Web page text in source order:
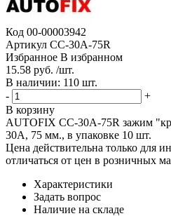
Код 00-00003942
Артикул CC-30A-75R
Избранное В избранном
15.58 руб. /шт.
В наличии: 110 шт.
-
+
В корзину
AUTOFIX CC-30A-75R зажим
30А, 75 мм., в упаковке 10 шт.
Цена действительна только для
отличаться от цен в розничных
Характеристики
Задать вопрос
Наличие на складе